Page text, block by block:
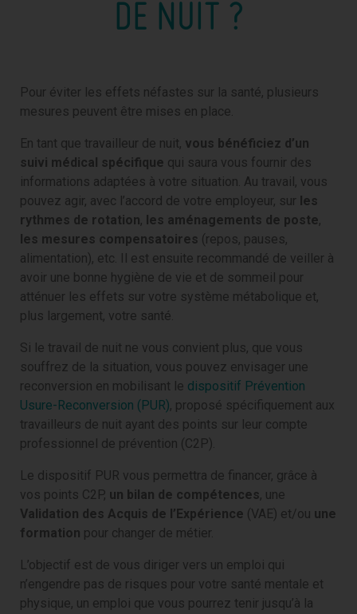
DE NUIT ?
Pour éviter les effets néfastes sur la santé, plusieurs
mesures peuvent être mises en place.
En tant que travailleur de nuit, vous bénéficiez d’un
suivi médical spécifique qui saura vous fournir des
informations adaptées à votre situation. Au travail, vous
pouvez agir, avec l’accord de votre employeur, sur les
rythmes de rotation, les aménagements de poste,
les mesures compensatoires (repos, pauses,
alimentation), etc. Il est ensuite recommandé de veiller à
avoir une bonne hygiène de vie et de sommeil pour
atténuer les effets sur votre système métabolique et,
plus largement, votre santé.
Si le travail de nuit ne vous convient plus, que vous
souffrez de la situation, vous pouvez envisager une
reconversion en mobilisant le dispositif Prévention
Usure-Reconversion (PUR), proposé spécifiquement aux
travailleurs de nuit ayant des points sur leur compte
professionnel de prévention (C2P).
Le dispositif PUR vous permettra de financer, grâce à
vos points C2P, un bilan de compétences, une
Validation des Acquis de l’Expérience (VAE) et/ou une
formation pour changer de métier.
L’objectif est de vous diriger vers un emploi qui
n’engendre pas de risques pour votre santé mentale et
physique, un emploi que vous pourrez tenir jusqu’à la